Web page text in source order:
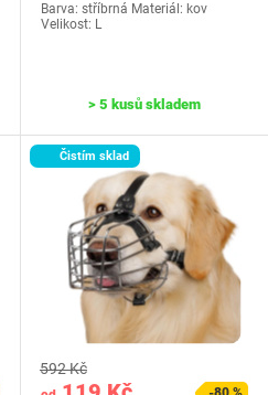
Barva: stříbrná Materiál: kov
Velikost: L
> 5 kusů skladem
Čistím sklad
592 Kč